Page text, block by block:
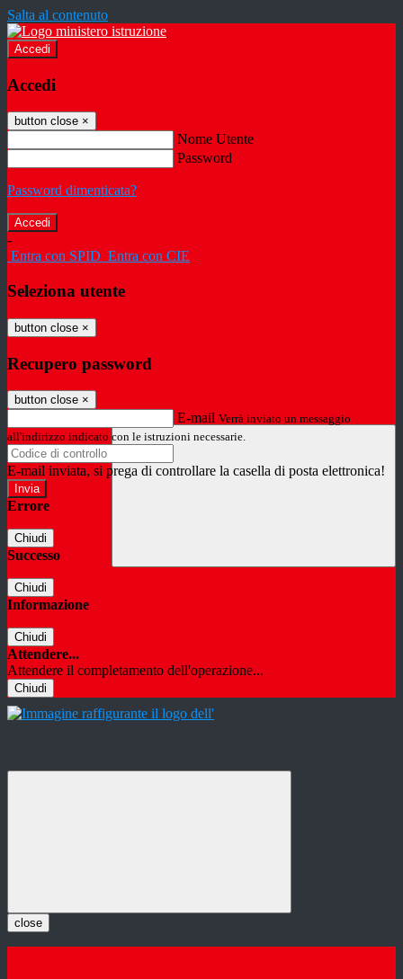
Salta al contenuto
Accedi
Accedi
button close ×
Nome Utente
Password
Password dimenticata?
-
Entra con SPID Entra con CIE
Seleziona utente
button close ×
Recupero password
button close ×
E-mail Verrà inviato un messaggio
all'indirizzo indicato con le istruzioni necessarie.
E-mail inviata, si prega di controllare la casella di posta elettronica!
Errore
Chiudi
Successo
Chiudi
Informazione
Chiudi
Attendere...
Attendere il completamento dell'operazione...
Chiudi
close